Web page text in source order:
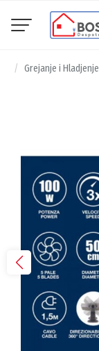
Grejanje i Hladjenje